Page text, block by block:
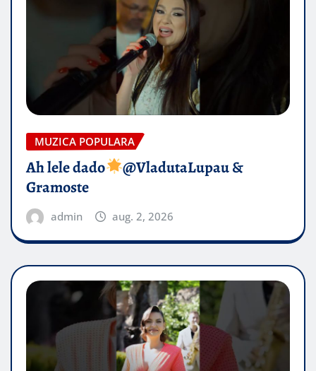
MUZICA POPULARA
Ah lele dado​
@VladutaLupau &
Gramoste
admin aug. 2, 2026